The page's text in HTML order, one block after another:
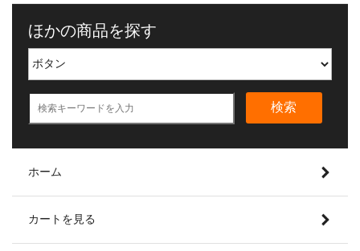
ほかの商品を探す
検索
ホーム
カートを見る